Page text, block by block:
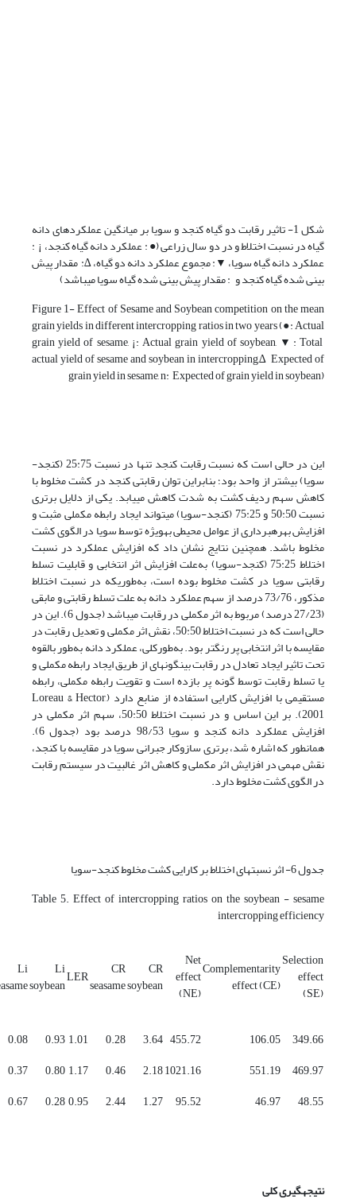
شکل 1- تاثیر رقابت دو گیاه کنجد و سویا بر میانگین عملکردهای دانه
گیاه در نسبت اختلاط و در دو سال زراعی (● : عملکرد دانه گیاه کنجد، ¡ :
عملکرد دانه گیاه سویا، ▼: مجموع عملکرد دانه دو گیاه، ∆: مقدار پیش
بینی شده گیاه کنجد و : مقدار پیش بینی شده گیاه سویا می­باشد)
Figure 1- Effect of Sesame and Soybean competition on the mean
grain yields in different intercropping ratios in two years (●: Actual
grain yield of sesame, ¡: Actual grain yield of soybean, ▼: Total
actual yield of sesame and soybean in intercropping,∆ Expected of
grain yield in sesame, n: Expected of grain yield in soybean)
این در حالی است که نسبت رقابت کنجد تنها در نسبت 25:75 (کنجد-
سویا) بیشتر از واحد بود؛ بنابراین توان رقابتی کنجد در کشت مخلوط با
کاهش سهم ردیف کشت به شدت کاهش می­یابد. یکی از دلایل برتری
نسبت 50:50 و 75:25 (کنجد-سویا) می­تواند ایجاد رابطه مکملی مثبت و
افزایش بهره­برداری از عوامل محیطی به­ویژه توسط سویا در الگوی کشت
مخلوط باشد. همچنین نتایج نشان داد که افزایش عملکرد در نسبت
اختلاط 75:25 (کنجد-سویا) به‌علت افزایش اثر انتخابی و قابلیت تسلط
رقابتی سویا در کشت مخلوط بوده است، به‌طوریکه در نسبت اختلاط
مذکور، 73/76 درصد از سهم عملکرد دانه به علت تسلط رقابتی و مابقی
(27/23 درصد) مربوط به اثر مکملی در رقابت می­باشد (جدول 6). این در
حالی است که در نسبت اختلاط 50:50، نقش اثر مکملی و تعدیل رقابت در
مقایسه با اثر انتخابی پر رنگ­تر بود. به‌طورکلی، عملکرد دانه به‌طور بالقوه
تحت تاثیر ایجاد تعادل در رقابت بین­گونه­ای از طریق ایجاد رابطه مکملی و
یا تسلط رقابت توسط گونه پر بازده است و تقویت رابطه مکملی، رابطه
مستقیمی با افزایش کارایی استفاده از منابع دارد (Loreau & Hector,
2001). بر این اساس و در نسبت اختلاط 50:50، سهم اثر مکملی در
افزایش عملکرد دانه کنجد و سویا 98/53 درصد بود (جدول 6).
همانطور که اشاره شد، برتری سازوکار جبرانی سویا در مقایسه با کنجد،
نقش مهمی در افزایش اثر مکملی و کاهش اثر غالبیت در سیستم رقابت
در الگوی کشت مخلوط دارد.
جدول 6- اثر نسبت­های اختلاط بر کارایی کشت مخلوط کنجد-سویا
Table 5. Effect of intercropping ratios on the soybean - sesame
intercropping efficiency
Selection
effect
(SE)
Complementarity
effect (CE)
Net
effect
(NE)
CR
soybean
CR
seasame
LER
Li
soybean
Li
349.66
106.05
455.72
3.64
0.28
1.01
0.93
0.08
469.97
551.19
1021.16
2.18
0.46
1.17
0.80
0.37
48.55
46.97
95.52
1.27
2.44
0.95
0.28
0.67
نتیجه­گیری کلی